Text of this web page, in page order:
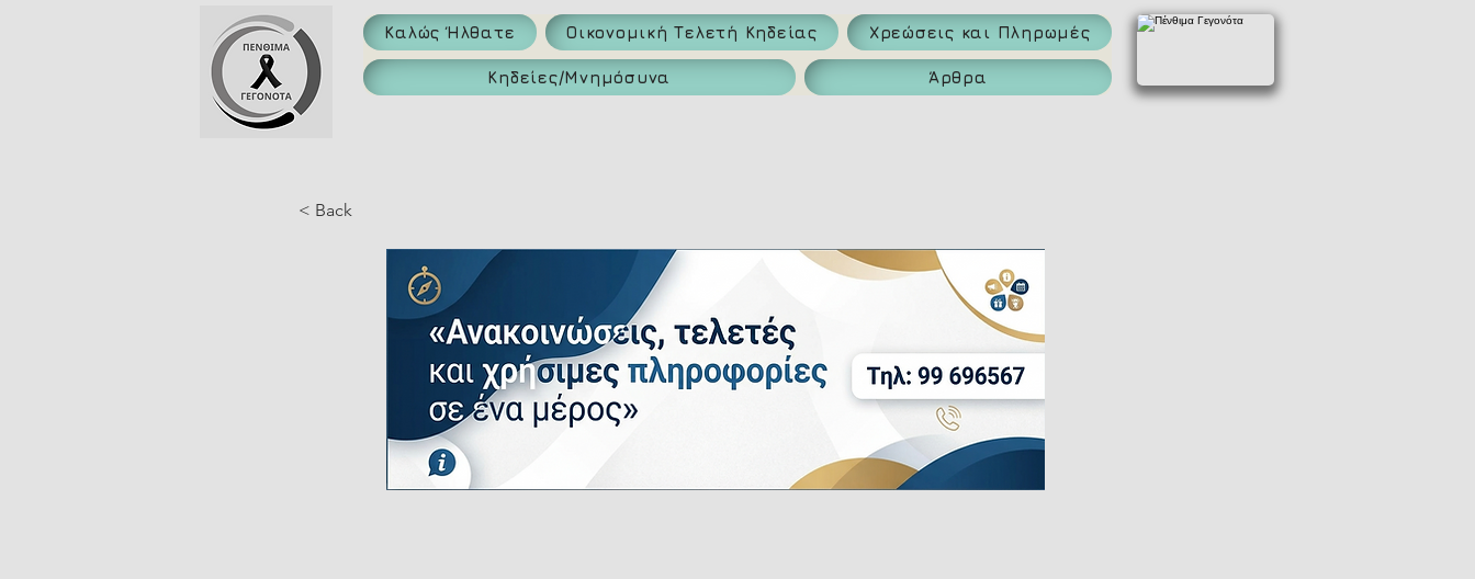
Καλώς Ήλθατε Οικονομική Τελετή Κηδείας Χρεώσεις και Πληρωμές
Κηδείες/Μνημόσυνα Άρθρα
< Back